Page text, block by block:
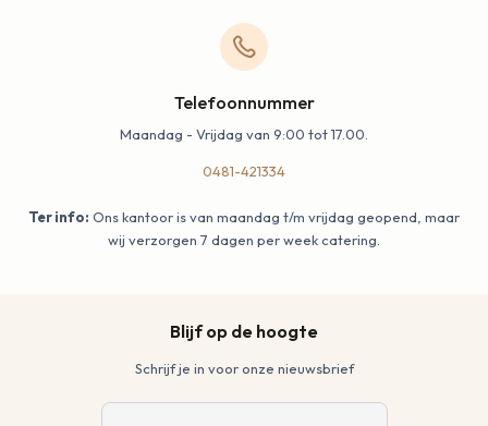
Telefoonnummer
Maandag - Vrijdag van 9:00 tot 17.00.
0481-421334
Ter info: Ons kantoor is van maandag t/m vrijdag geopend, maar
wij verzorgen 7 dagen per week catering.
Blijf op de hoogte
Schrijf je in voor onze nieuwsbrief